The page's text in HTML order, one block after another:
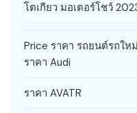
โตเกียว มอเตอร์โชว์
Price ราคา รถยนต์รถใหม่
ราคา Audi
ราคา AVATR